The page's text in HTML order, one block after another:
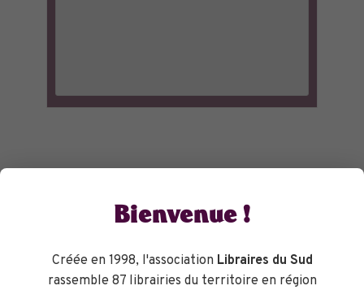
Bienvenue !
Créée en 1998, l'association Libraires du Sud
rassemble 87 librairies du territoire en région